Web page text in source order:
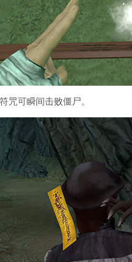
咒可瞬间击败僵尸。